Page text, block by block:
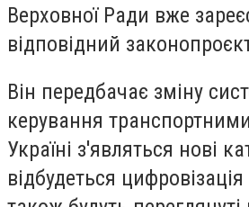
Верховної Ради вже
відповідний
Він передбачає зміну
керування
Україні з'являться нові
відбудеться